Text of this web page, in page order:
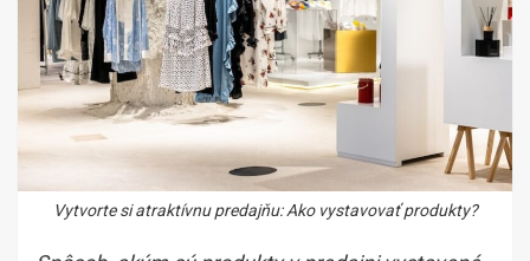
Vytvorte si atraktívnu predajňu: Ako vystavovať produkty?